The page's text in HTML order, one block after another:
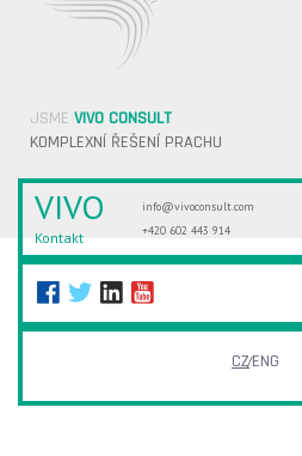
JSME VIVO CONSULT
KOMPLEXNÍ ŘEŠENÍ PRACHU
VIVO
Kontakt
info@vivoconsult.com
+420 602 443 914
CZENG